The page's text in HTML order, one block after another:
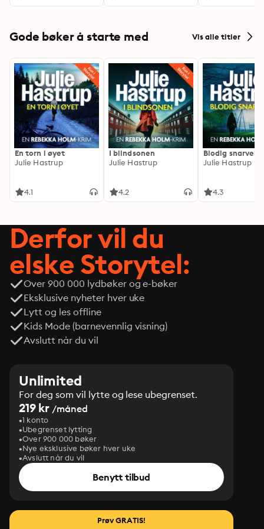
Gode bøker å starte med Vis alle titler
En torn i øyet
Julie Hastrup
4.1
I blindsonen
Julie Hastrup
4.2
Blodig snarvei
Julie Hastrup
4.3
Derfor vil du
elske Storytel:
Over 900 000 lydbøker og e-bøker
Eksklusive nyheter hver uke
Lytt og les offline
Kids Mode (barnevennlig visning)
Avslutt når du vil
Unlimited
For deg som vil lytte og lese ubegrenset.
219 kr /måned
1 konto
Ubegrenset lytting
Over 900 000 bøker
Nye eksklusive bøker hver uke
Avslutt når du vil
Benytt tilbud
Prøv GRATIS!